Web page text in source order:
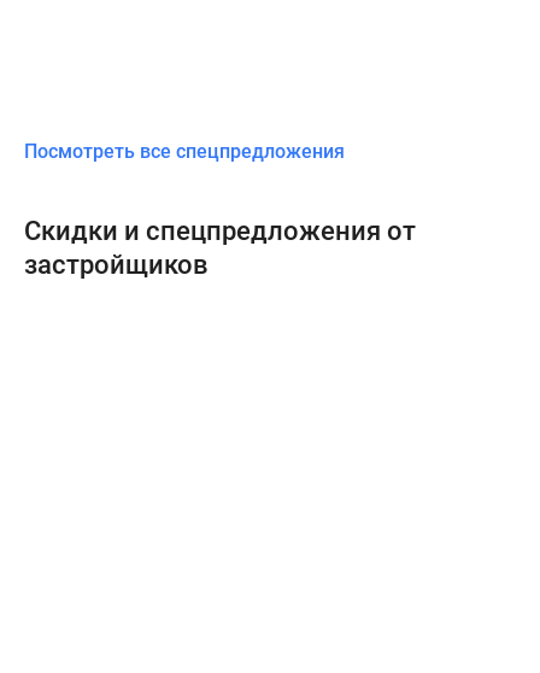
Посмотреть все спецпредложения
Скидки и спецпредложения от
застройщиков